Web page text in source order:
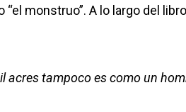
“el monstruo”. A lo largo del
acres tampoco es como un